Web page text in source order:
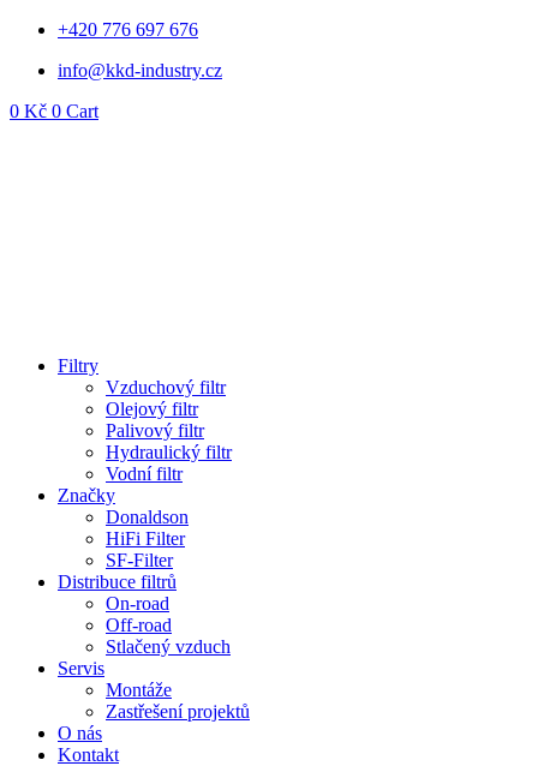
Přejít
obsahu
+420 776 697 676
info@kkd-industry.cz
0 Kč 0 Cart
Filtry
Vzduchový filtr
Olejový filtr
Palivový filtr
Hydraulický filtr
Vodní filtr
Značky
Donaldson
HiFi Filter
SF-Filter
Distribuce filtrů
On-road
Off-road
Stlačený vzduch
Servis
Montáže
Zastřešení projektů
O nás
Kontakt